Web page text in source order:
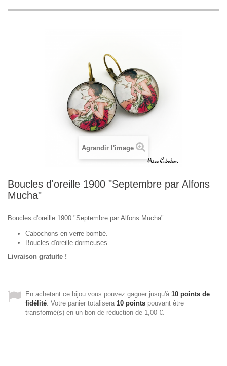
Agrandir l'image
Boucles d'oreille 1900 "Septembre par Alfons
Mucha"
Boucles d'oreille 1900 "Septembre par Alfons Mucha" :
Cabochons en verre bombé.
Boucles d'oreille dormeuses.
Livraison gratuite !
En achetant ce bijou vous pouvez gagner jusqu'à 10 points de
fidélité. Votre panier totalisera 10 points pouvant être
transformé(s) en un bon de réduction de 1,00 €.